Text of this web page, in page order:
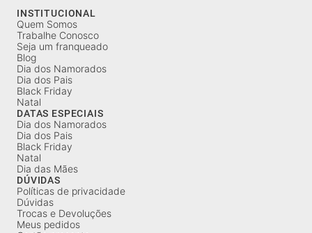
INSTITUCIONAL
Quem Somos
Trabalhe Conosco
Seja um franqueado
Blog
Dia dos Namorados
Dia dos Pais
Black Friday
Natal
DATAS ESPECIAIS
Dia dos Namorados
Dia dos Pais
Black Friday
Natal
Dia das Mães
DÚVIDAS
Políticas de privacidade
Dúvidas
Trocas e Devoluções
Meus pedidos